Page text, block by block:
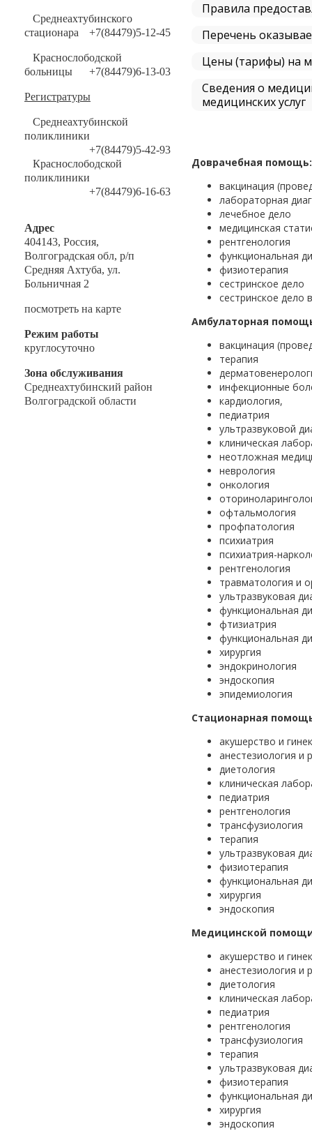
Среднеахтубинского
стационара
+7(84479)5-12-45
Краснослободской
больницы
+7(84479)6-13-03
Регистратуры
Среднеахтубинской
поликлиники
+7(84479)5-42-93
Краснослободской
поликлиники
+7(84479)6-16-63
Адрес
404143, Россия,
Волгоградская обл, р/п
Средняя Ахтуба, ул.
Больничная 2
посмотреть на карте
Режим работы
круглосуточно
Зона обслуживания
Среднеахтубинский район
Волгоградской области
Правила
Перечень
Цены (тарифы) на
Сведения о
медицинских услуг
Доврачебная помощь:
вакцинация
лабораторная
лечебное дело
медицинская
рентгенология
функциональная
физиотерапия
сестринское дело
сестринское дело
Амбулаторная
вакцинация
терапия
инфекционные
кардиология,
педиатрия
ультразвуковой
клиническая
неотложная
неврология
онкология
офтальмология
профпатология
психиатрия
психиатрия-
рентгенология
травматология и
ультразвуковая
функциональная
фтизиатрия
функциональная
хирургия
эндокринология
эндоскопия
эпидемиология
Стационарная
акушерство и
анестезиология и
диетология
клиническая
педиатрия
рентгенология
трансфузиология
терапия
ультразвуковая
физиотерапия
функциональная
хирургия
эндоскопия
Медицинской помощи
акушерство и
анестезиология и
диетология
клиническая
педиатрия
рентгенология
трансфузиология
терапия
ультразвуковая
физиотерапия
функциональная
хирургия
эндоскопия